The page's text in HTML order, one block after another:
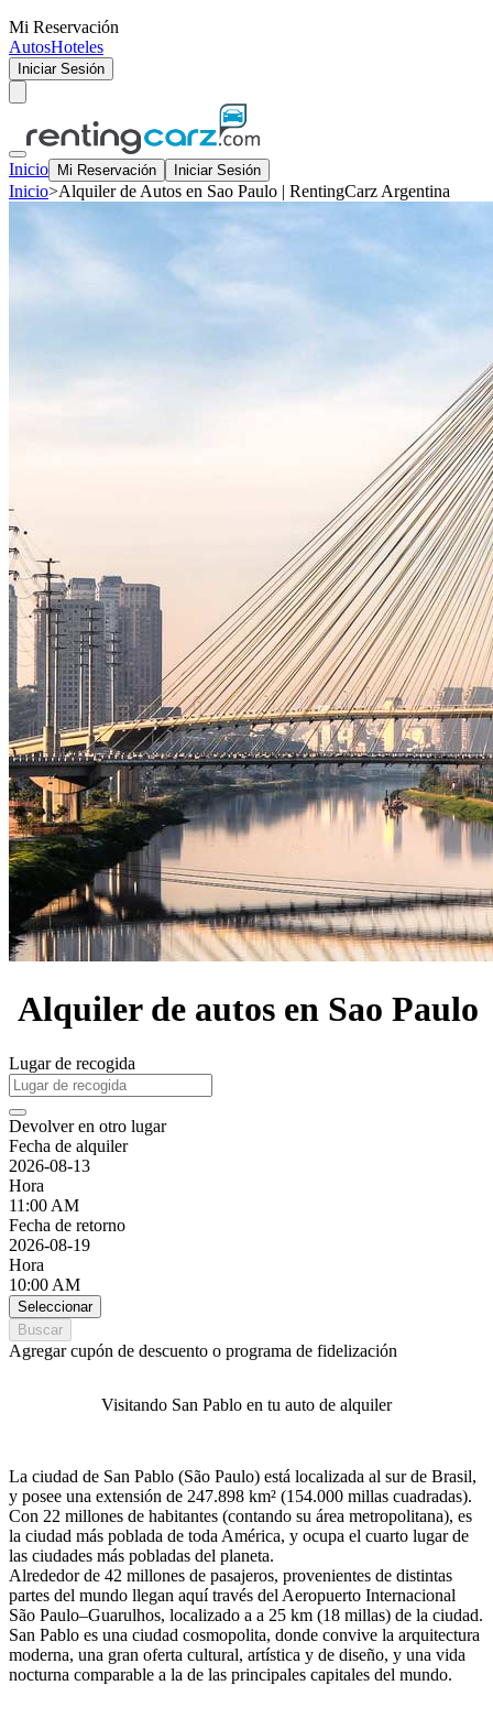
Mi Reservación
AutosHoteles
Iniciar Sesión
Inicio Mi Reservación Iniciar Sesión
Inicio>Alquiler de Autos en Sao Paulo | RentingCarz Argentina
Alquiler de autos en Sao Paulo
Lugar de recogida
Devolver en otro lugar
Fecha de alquiler
2026-08-13
Hora
11:00 AM
Fecha de retorno
2026-08-19
Hora
10:00 AM
Seleccionar
Buscar
Agregar cupón de descuento o programa de fidelización
Visitando San Pablo en tu auto de alquiler
La ciudad de San Pablo (São Paulo) está localizada al sur de Brasil,
y posee una extensión de 247.898 km² (154.000 millas cuadradas).
Con 22 millones de habitantes (contando su área metropolitana), es
la ciudad más poblada de toda América, y ocupa el cuarto lugar de
las ciudades más pobladas del planeta.
Alrededor de 42 millones de pasajeros, provenientes de distintas
partes del mundo llegan aquí través del Aeropuerto Internacional
São Paulo–Guarulhos, localizado a a 25 km (18 millas) de la ciudad.
San Pablo es una ciudad cosmopolita, donde convive la arquitectura
moderna, una gran oferta cultural, artística y de diseño, y una vida
nocturna comparable a la de las principales capitales del mundo.